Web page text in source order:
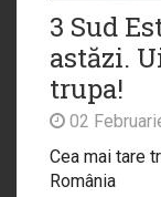
3 Sud
astăzi.
trupa!
02
Cea mai tare
România